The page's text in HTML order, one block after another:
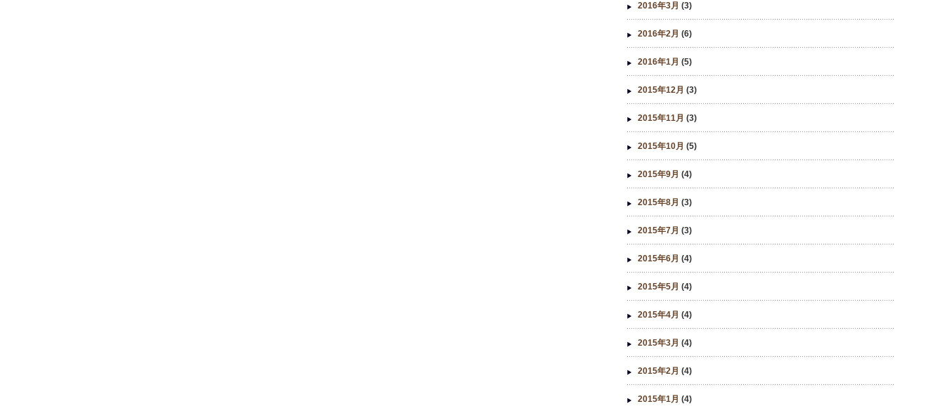
2016年3月 (3)
2016年2月 (6)
2016年1月 (5)
2015年12月 (3)
2015年11月 (3)
2015年10月 (5)
2015年9月 (4)
2015年8月 (3)
2015年7月 (3)
2015年6月 (4)
2015年5月 (4)
2015年4月 (4)
2015年3月 (4)
2015年2月 (4)
2015年1月 (4)